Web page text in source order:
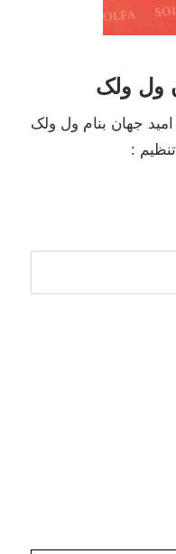
ول ولک
جهان بنام ول ولک